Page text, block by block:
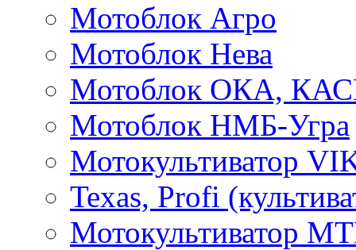
Мотоблок Агро
Мотоблок Нева
Мотоблок ОКА,
Мотоблок НМБ-Угра
Мотокультиватор
Texas, Profi
Мотокультиватор